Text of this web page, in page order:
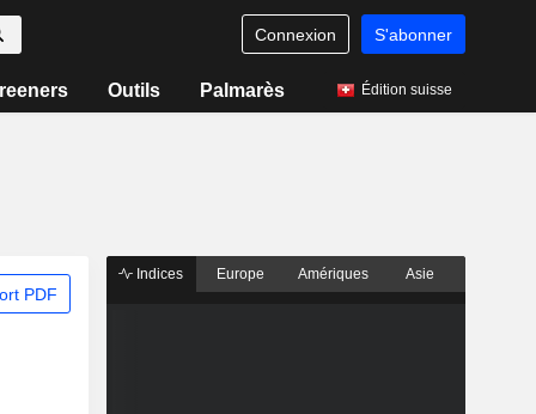
Connexion S'abonner
Outils Palmarès Édition suisse
PDF
Indices Europe Amériques Asie